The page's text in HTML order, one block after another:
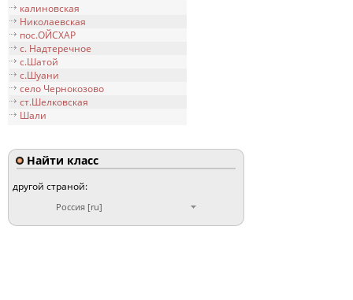
калиновская
Николаевская
пос.ОЙСХАР
с. Надтеречное
с.Шатой
с.Шуани
село Чернокозово
ст.Шелковская
Шали
Найти класс
другой страной:
Россия [ru]